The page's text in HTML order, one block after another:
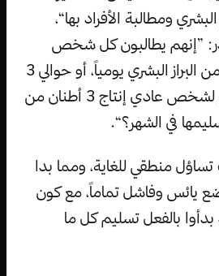
ومطالبة الأفراد بها“،
”إنهم يطالبون كل شخص
بإنتاج مائة كيلوغرام من البراز البشري يومياً، أو حوالي 3
أطنان شهريا. لكن أنّى لشخص عادي إنتاج 3 أطنان من
في الشهر؟“.
منطقي للغاية، ومما بدا
يائس وفاشل تماماً، مع كون
بالفعل تسليم كل ما